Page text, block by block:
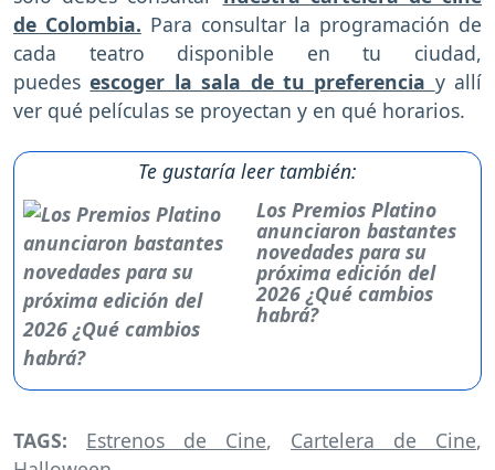
de Colombia. Para consultar la programación de
cada teatro disponible en tu ciudad,
puedesescoger la sala de tu preferencia y allí
ver qué películas se proyectan y en qué horarios.
Te gustaría leer también:
Los Premios Platino
anunciaron bastantes
novedades para su
próxima edición del
2026 ¿Qué cambios
habrá?
TAGS: Estrenos de Cine, Cartelera de Cine,